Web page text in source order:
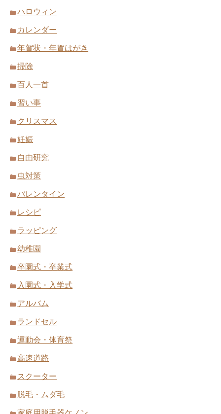
ハロウィン
カレンダー
年賀状・年賀はがき
掃除
百人一首
習い事
クリスマス
妊娠
自由研究
虫対策
バレンタイン
レシピ
ラッピング
幼稚園
卒園式・卒業式
入園式・入学式
アルバム
ランドセル
運動会・体育祭
高速道路
スクーター
脱毛・ムダ毛